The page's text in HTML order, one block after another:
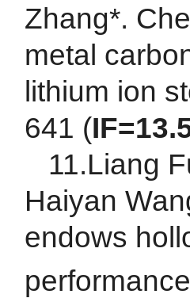
Zhang*.
metal
lithium ion
641 (IF=
11.Liang
Haiyan
endows